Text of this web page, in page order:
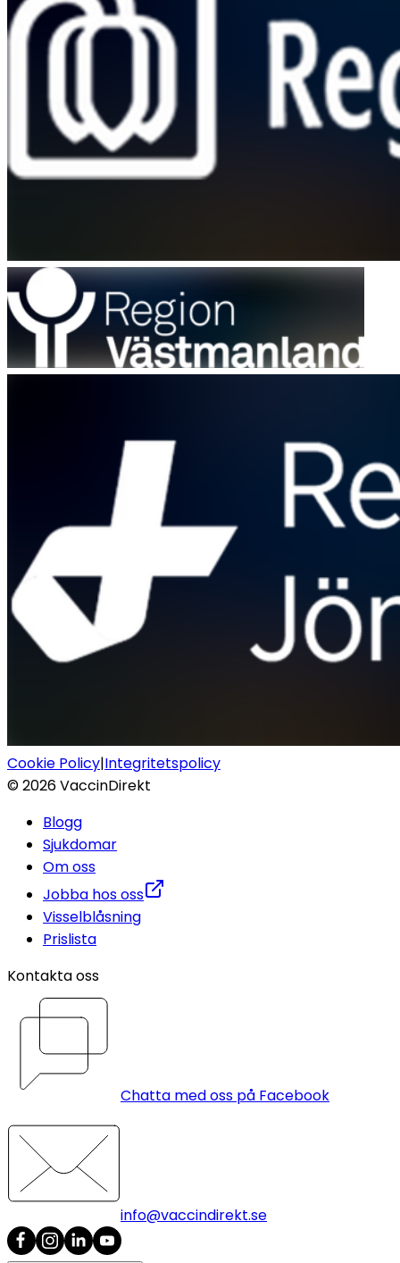
Cookie Policy|Integritetspolicy
©2026VaccinDirekt
Blogg
Sjukdomar
Om oss
Jobba hos oss
Visselblåsning
Prislista
Kontakta oss
Chatta med oss på Facebook
info@vaccindirekt.se